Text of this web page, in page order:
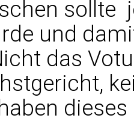
sollte
und
das
dieses